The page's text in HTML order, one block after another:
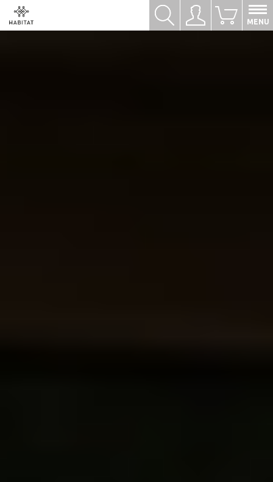
Přihlásit se
0
MENU
Hledat